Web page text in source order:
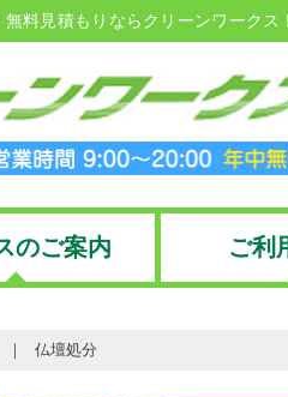
料見積もりならクリーンワークス！
のご案内 ご利
仏壇処分